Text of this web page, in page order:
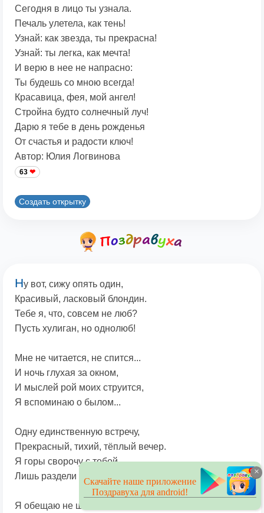
Сегодня в лицо ты узнала.
Печаль улетела, как тень!
Узнай: как звезда, ты прекрасна!
Узнай: ты легка, как мечта!
И верю в нее не напрасно:
Ты будешь со мною всегда!
Красавица, фея, мой ангел!
Стройна будто солнечный луч!
Дарю я тебе в день рожденья
От счастья и радости ключ!
Автор: Юлия Логвинова
63
Создать открытку
Ну вот, сижу опять один,
Красивый, ласковый блондин.
Тебе я, что, совсем не люб?
Пусть хулиган, но однолюб!
Мне не читается, не спится...
И ночь глухая за окном,
И мыслей рой моих струится,
Я вспоминаю о былом...
Одну единственную встречу,
Прекрасный, тихий, тёплый вечер.
Я горы сворочу с тобой,
Лишь раздели судьбу со мной!
Я обещаю не шалить,
×
Скачайте наше приложение
Поздравуха для android!